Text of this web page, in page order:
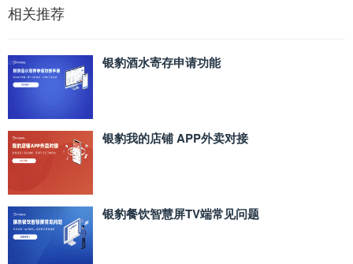
相关推荐
银豹酒水寄存申请功能
银豹我的店铺 APP外卖对接
银豹餐饮智慧屏TV端常见问题